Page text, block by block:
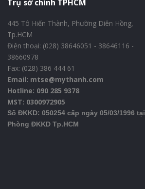
Trụ sở chính TPHCM
445 Tô Hiến Thành, Phường Diên Hồng,
Tp.HCM
Điện thoại: (028) 38646051 - 38646116 -
38660978
Fax: (028) 386 444 61
Email: mtse@mythanh.com
Hotline: 090 285 9378
MST: 0300972905
Số ĐKKD: 050254 cấp ngày 05/03/1996 tại
Phòng ĐKKD Tp.HCM